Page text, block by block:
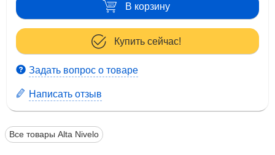
В корзину
Купить сейчас!
Задать вопрос о товаре
Написать отзыв
Все товары Alta Nivelo